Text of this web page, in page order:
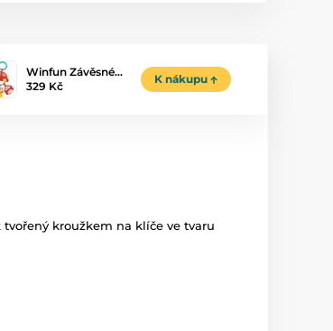
Winfun Závěsné…
329 Kč
K nákupu
kroužkem na klíče ve tvaru